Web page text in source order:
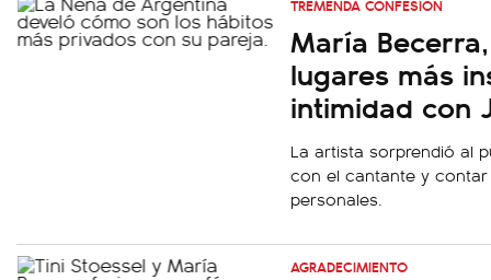
TREMENDA CONFESIÓN
María
lugares más
intimidad con
La artista sorprendió al
con el cantante y
personales.
AGRADECIMIENTO